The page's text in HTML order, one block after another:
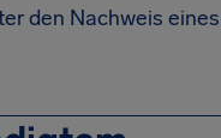
den Nachweis eines